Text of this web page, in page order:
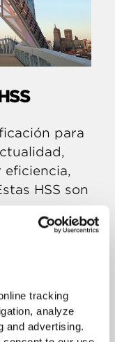
tracking
analyze
and advertising.
para
HSS son
para
espacio